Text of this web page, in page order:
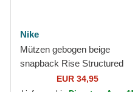
Nike
Mützen gebogen beige
snapback Rise Structured
der Oakland Athletics MLB
EUR 34,95